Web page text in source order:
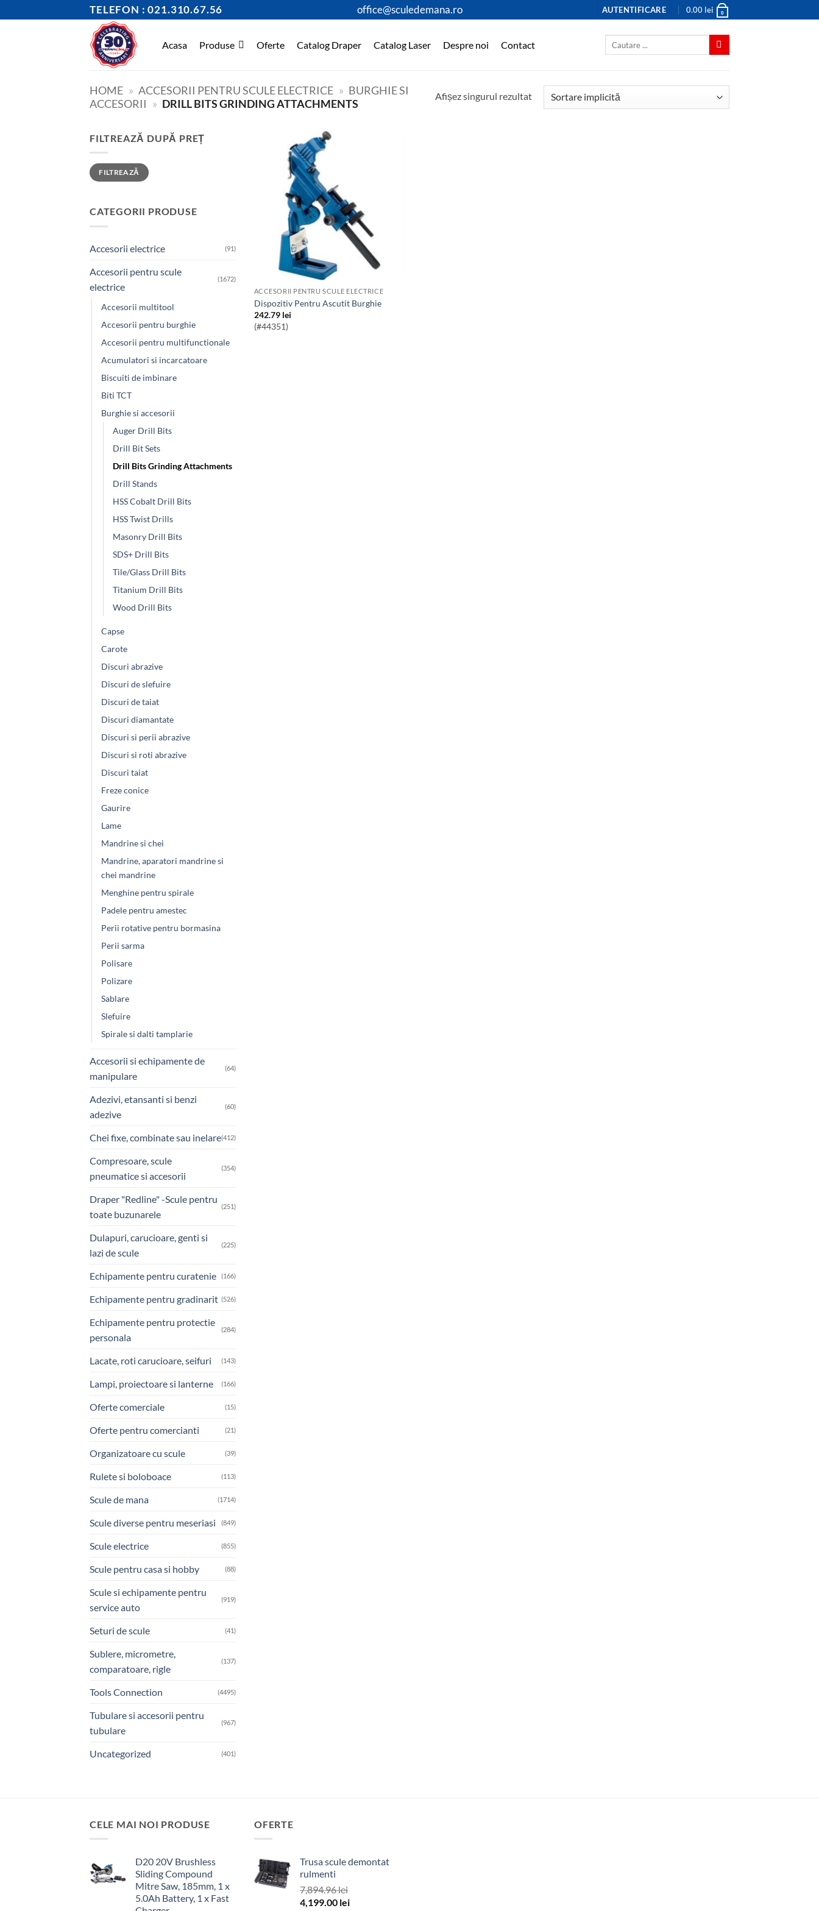
to
TELEFON : 021.310.67.56 office@sculedemana.ro AUTENTIFICARE 0.00 lei 0
Acasa Produse Oferte Catalog Draper Catalog Laser Despre noi Contact
HOME » ACCESORII PENTRU SCULE ELECTRICE » BURGHIE SI
ACCESORII » DRILL BITS GRINDING ATTACHMENTS
Afișez singurul rezultat
FILTREAZĂ DUPĂ PREȚ
Preț
minim
Preț
maxim
FILTREAZĂ
CATEGORII PRODUSE
Accesorii electrice (91)
Accesorii pentru scule
electrice
(1672)
Accesorii multitool
Accesorii pentru burghie
Accesorii pentru multifunctionale
Acumulatori si incarcatoare
Biscuiti de imbinare
Biti TCT
Burghie si accesorii
Auger Drill Bits
Drill Bit Sets
Drill Bits Grinding Attachments
Drill Stands
HSS Cobalt Drill Bits
HSS Twist Drills
Masonry Drill Bits
SDS+ Drill Bits
Tile/Glass Drill Bits
Titanium Drill Bits
Wood Drill Bits
Capse
Carote
Discuri abrazive
Discuri de slefuire
Discuri de taiat
Discuri diamantate
Discuri si perii abrazive
Discuri si roti abrazive
Discuri taiat
Freze conice
Gaurire
Lame
Mandrine si chei
Mandrine, aparatori mandrine si
chei mandrine
Menghine pentru spirale
Padele pentru amestec
Perii rotative pentru bormasina
Perii sarma
Polisare
Polizare
Sablare
Slefuire
Spirale si dalti tamplarie
Accesorii si echipamente de
manipulare
(64)
Adezivi, etansanti si benzi
adezive
(60)
Chei fixe, combinate sau inelare(412)
Compresoare, scule
pneumatice si accesorii
(354)
Draper "Redline" -Scule pentru
toate buzunarele
(251)
Dulapuri, carucioare, genti si
lazi de scule
(225)
Echipamente pentru curatenie (166)
Echipamente pentru gradinarit (526)
Echipamente pentru protectie
personala
(284)
Lacate, roti carucioare, seifuri (143)
Lampi, proiectoare si lanterne (166)
Oferte comerciale (15)
Oferte pentru comercianti (21)
Organizatoare cu scule (39)
Rulete si boloboace (113)
Scule de mana (1714)
Scule diverse pentru meseriasi (849)
Scule electrice (855)
Scule pentru casa si hobby (88)
Scule si echipamente pentru
service auto
(919)
Seturi de scule (41)
Sublere, micrometre,
comparatoare, rigle
(137)
Tools Connection (4495)
Tubulare si accesorii pentru
tubulare
(967)
Uncategorized (401)
ACCESORII PENTRU SCULE ELECTRICE
Dispozitiv Pentru Ascutit Burghie
242.79 lei
(#44351)
CELE MAI NOI PRODUSE
D20 20V Brushless
Sliding Compound
Mitre Saw, 185mm, 1 x
5.0Ah Battery, 1 x Fast
OFERTE
Trusa scule demontat
rulmenti
7,894.96lei
Prețul
4,199.00 leiPrețul